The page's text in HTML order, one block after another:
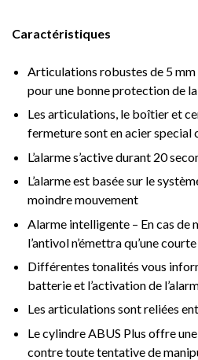
Caractéristiques
Articulations robustes de 5 mm
pour une bonne protection de
Les articulations, le boîtier et
fermeture sont en acier special
L’alarme s’active durant 20
L’alarme est basée sur le
moindre mouvement
Alarme intelligente – En cas de
l’antivol n’émettra qu’une
Différentes tonalités vous
batterie et l’activation de
Les articulations sont reliées
Le cylindre ABUS Plus offre
contre toute tentative de